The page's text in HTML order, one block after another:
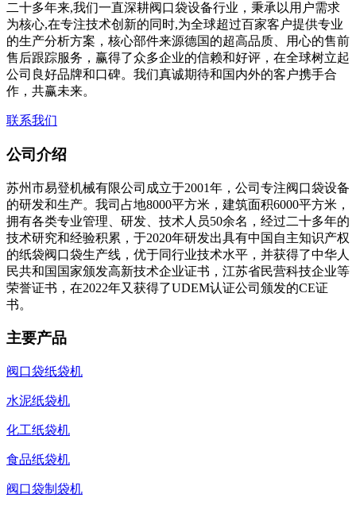
二十多年来,我们一直深耕阀口袋设备行业，秉承以用户需求
为核心,在专注技术创新的同时,为全球超过百家客户提供专业
的生产分析方案，核心部件来源德国的超高品质、用心的售前
售后跟踪服务，赢得了众多企业的信赖和好评，在全球树立起
公司良好品牌和口碑。我们真诚期待和国内外的客户携手合
作，共赢未来。
联系我们
公司介绍
苏州市易登机械有限公司成立于2001年，公司专注阀口袋设备
的研发和生产。我司占地8000平方米，建筑面积6000平方米，
拥有各类专业管理、研发、技术人员50余名，经过二十多年的
技术研究和经验积累，于2020年研发出具有中国自主知识产权
的纸袋阀口袋生产线，优于同行业技术水平，并获得了中华人
民共和国国家颁发高新技术企业证书，江苏省民营科技企业等
荣誉证书，在2022年又获得了UDEM认证公司颁发的CE证
书。
主要产品
阀口袋纸袋机
水泥纸袋机
化工纸袋机
食品纸袋机
阀口袋制袋机